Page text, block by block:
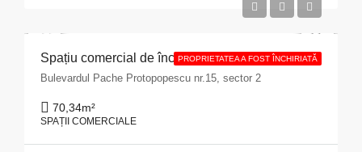
PROPRIETATEA A FOST ÎNCHIRIATĂ
Spațiu comercial de închiriat cu suprafața de 70,34 mp situat în Municipiul București, Bulevardul Pache Protopopescu, nr. 15, sector 2
Bulevardul Pache Protopopescu nr.15, sector 2
70,34m²
SPAȚII COMERCIALE